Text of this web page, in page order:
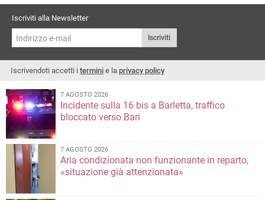
La nota di Enza Dimaggio
dall’11 al 13 maggio
Iscriviti alla Newsletter
Iscriviti
Iscrivendoti accetti i termini e la privacy policy
7 AGOSTO 2026
Incidente sulla 16 bis a Barletta, traffico
bloccato verso Bari
7 AGOSTO 2026
Aria condizionata non funzionante in reparto,
«situazione già attenzionata»